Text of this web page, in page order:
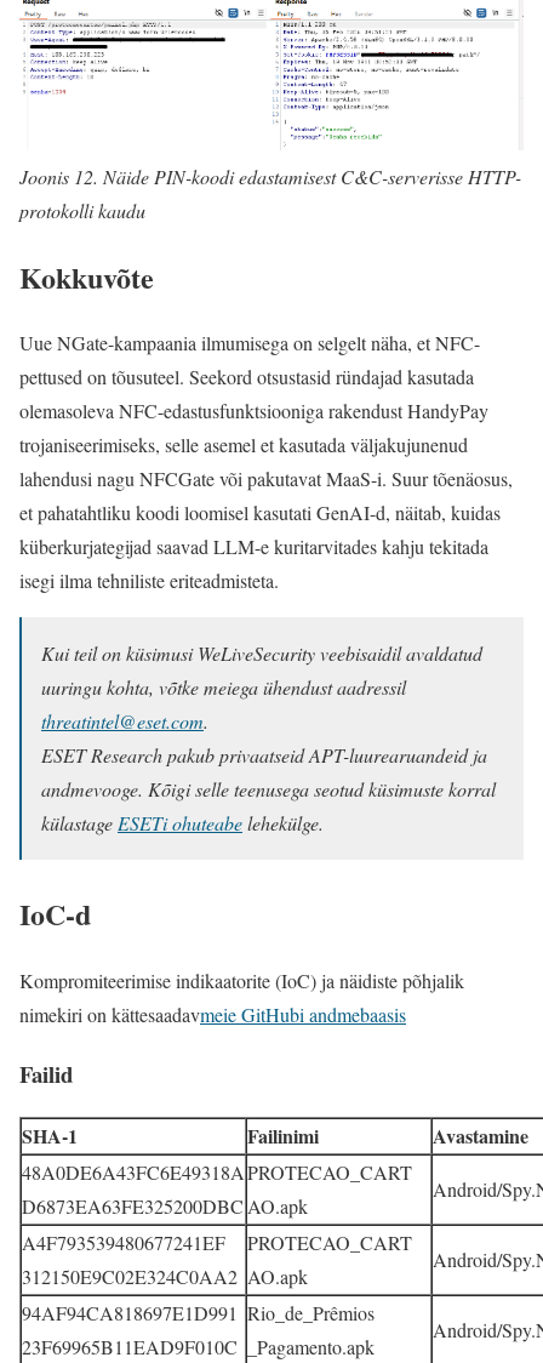
Joonis 12. Näide PIN-koodi edastamisest C&C-serverisse HTTP-
protokolli kaudu
Kokkuvõte
Uue NGate-kampaania ilmumisega on selgelt näha, et NFC-
pettused on tõusuteel. Seekord otsustasid ründajad kasutada
olemasoleva NFC-edastusfunktsiooniga rakendust HandyPay
trojaniseerimiseks, selle asemel et kasutada väljakujunenud
lahendusi nagu NFCGate või pakutavat MaaS-i. Suur tõenäosus,
et pahatahtliku koodi loomisel kasutati GenAI-d, näitab, kuidas
küberkurjategijad saavad LLM-e kuritarvitades kahju tekitada
isegi ilma tehniliste eriteadmisteta.
Kui teil on küsimusi WeLiveSecurity veebisaidil avaldatud
uuringu kohta, võtke meiega ühendust aadressil
threatintel@eset.com.
ESET Research pakub privaatseid APT-luurearuandeid ja
andmevooge. Kõigi selle teenusega seotud küsimuste korral
külastageESETi ohuteabelehekülge.
IoC-d
Kompromiteerimise indikaatorite (IoC) ja näidiste põhjalik
nimekiri on kättesaadavmeie GitHubi andmebaasis
Failid
SHA-1 Failinimi Avastamine
48A0DE6A43FC6E49318A
D6873EA63FE325200DBC
PROTECAO_CART
AO.apk
Android/
A4F793539480677241EF
312150E9C02E324C0AA2
PROTECAO_CART
AO.apk
Android/
94AF94CA818697E1D991
23F69965B11EAD9F010C
Rio_de_Prêmios
_Pagamento.apk
Android/